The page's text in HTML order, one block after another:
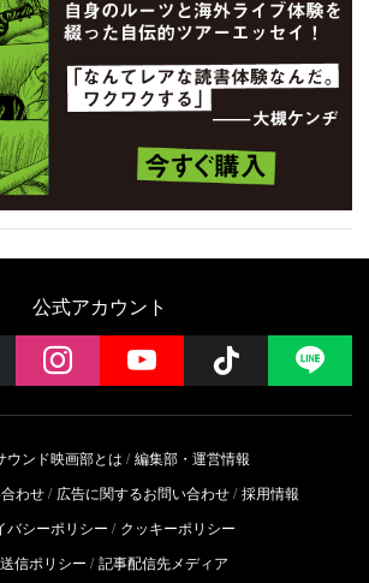
公式アカウント
instagramYouTube Follow
ウンド映画部とは
編集部・運営情報
わせ
広告に関するお問い合わせ 採用情報
バシーポリシー
クッキーポリシー
信ポリシー
記事配信先メディア